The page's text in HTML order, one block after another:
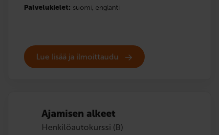
Palvelukielet: suomi, englanti
Lue lisää ja ilmoittaudu
Ajamisen alkeet
Henkilöautokurssi (B)